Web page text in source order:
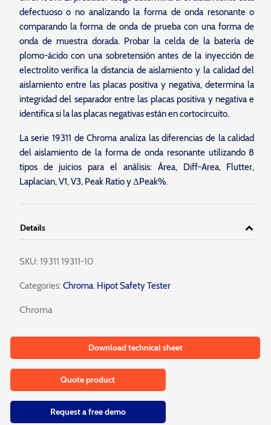
defectuoso o no analizando la forma de onda resonante o
comparando la forma de onda de prueba con una forma de
onda de muestra dorada. Probar la celda de la batería de
plomo-ácido con una sobretensión antes de la inyección de
electrolito verifica la distancia de aislamiento y la calidad del
aislamiento entre las placas positiva y negativa, determina la
integridad del separador entre las placas positiva y negativa e
identifica si la las placas negativas están en cortocircuito.
La serie 19311 de Chroma analiza las diferencias de la calidad
del aislamiento de la forma de onda resonante utilizando 8
tipos de juicios para el análisis: Área, Diff-Area, Flutter,
Laplacian, V1, V3, Peak Ratio y ΔPeak%.
Details
SKU:19311 19311-10
Categories:Chroma, Hipot Safety Tester
Chroma
Download technical sheet
Quote product
Request a free demo